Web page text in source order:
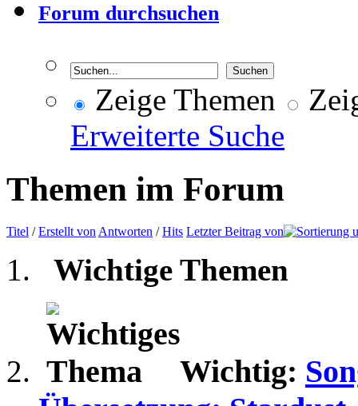
Forum durchsuchen
Zeige Themen
Erweiterte Suche
Themen im Forum
Titel /Erstellt von Antworten /Hits Letzter Beitrag von
Wichtige Themen
Wichtig: